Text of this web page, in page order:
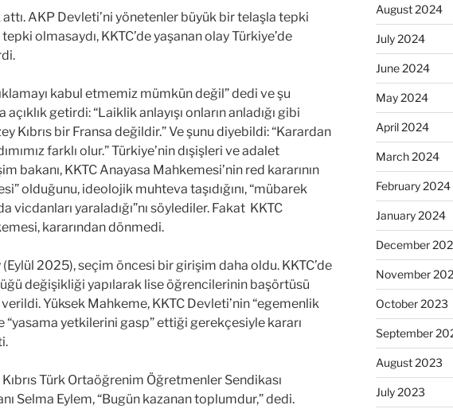
attı. AKP Devleti’ni yönetenler büyük bir telaşla tepki
olmasaydı, KKTC’de yaşanan olay Türkiye’de
kabul etmemiz mümkün değil” dedi ve şu
getirdi: “Laiklik anlayışı onların anladığı gibi
Kıbrıs bir Fransa değildir.” Ve şunu diyebildi: “Karardan
farklı olur.” Türkiye’nin dışişleri ve adalet
bakanı, KKTC Anayasa Mahkemesi’nin red kararının
olduğunu, ideolojik muhteva taşıdığını, “mübarek
vicdanları yaraladığı”nı söylediler. Fakat KKTC
kararından dönmedi.
(Eylül 2025), seçim öncesi bir girişim daha oldu. KKTC’de
değişikliği yapılarak lise öğrencilerinin başörtüsü
Yüksek Mahkeme, KKTC Devleti’nin “egemenlik
“yasama yetkilerini gasp” ettiği gerekçesiyle kararı
Türk Ortaöğrenim Öğretmenler Sendikası
Selma Eylem, “Bugün kazanan toplumdur,” dedi.
August 2024
July 2024
June 2024
May 2024
April 2024
March 2024
February 2024
January 2024
December
November
October 2023
September
August 2023
July 2023